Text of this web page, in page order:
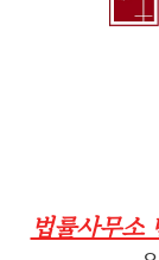
법률사무소